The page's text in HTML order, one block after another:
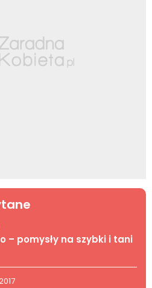
– pomysły na szybki i tani